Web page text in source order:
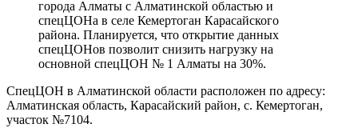
города Алматы с Алматинской областью и
спецЦОНа в селе Кемертоган Карасайского
района. Планируется, что открытие данных
спецЦОНов позволит снизить нагрузку на
основной спецЦОН № 1 Алматы на 30%.
СпецЦОН в Алматинской области расположен по адресу:
Алматинская область, Карасайский район, с. Кемертоган,
участок №7104.